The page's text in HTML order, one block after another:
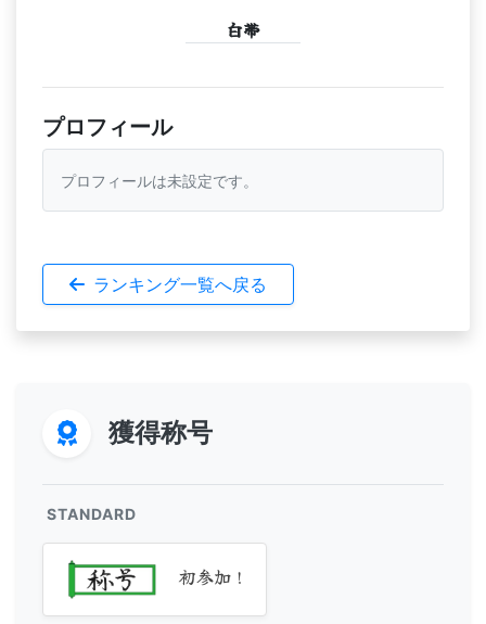
白帯
プロフィール
プロフィールは未設定です。
ランキング一覧へ戻る
獲得称号
STANDARD
初参加！